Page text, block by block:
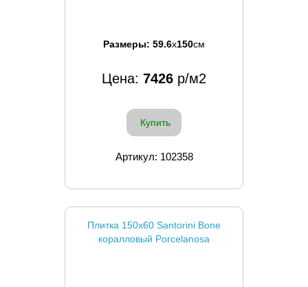
Размеры: 59.6x150см
Цена: 7426 р/м2
Купить
Артикул: 102358
Плитка 150x60 Santorini Bone
коралловый Porcelanosa